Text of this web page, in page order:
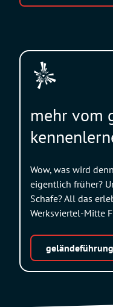
mehr vom
Wow, was wird
eigentlich früher?
Schafe? All das
Werksviertel-Mitte